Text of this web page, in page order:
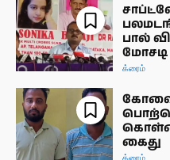
பால்
மோசடி
க்ரைம்
கோவை
கைது
க்ரைம்